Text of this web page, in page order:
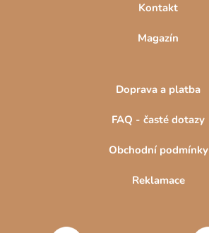
Kontakt
Magazín
Doprava a platba
FAQ - časté dotazy
Obchodní podmínky
Reklamace